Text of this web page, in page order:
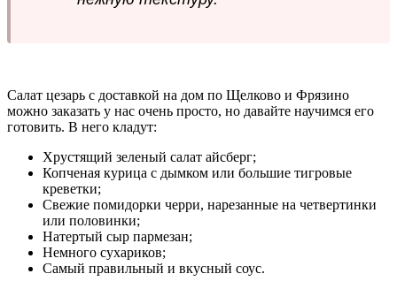
Салат цезарь с доставкой на дом по Щелково и Фрязино
можно заказать у нас очень просто, но давайте научимся его
готовить. В него кладут:
Хрустящий зеленый салат айсберг;
Копченая курица с дымком или большие тигровые
креветки;
Свежие помидорки черри, нарезанные на четвертинки
или половинки;
Натертый сыр пармезан;
Немного сухариков;
Самый правильный и вкусный соус.